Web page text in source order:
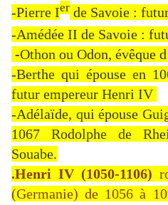
-Pierre Ier de Savoie :
-Amédée II de Savoie :
-Othon ou Odon, évêque
-Berthe qui épouse en
futur empereur Henri IV
-Adélaïde, qui épouse
1067 Rodolphe de
Souabe.
.Henri IV(1050-1106)
(Germanie) de 1056 à